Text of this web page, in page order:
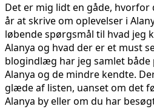
Det er mig lidt en gåde,
år at skrive om oplevelser i
løbende spørgsmål til hvad jeg
Alanya og hvad der er et must
blogindlæg har jeg samlet
Alanya og de mindre kendte.
glæde af listen, uanset om det
Alanya by eller om du har